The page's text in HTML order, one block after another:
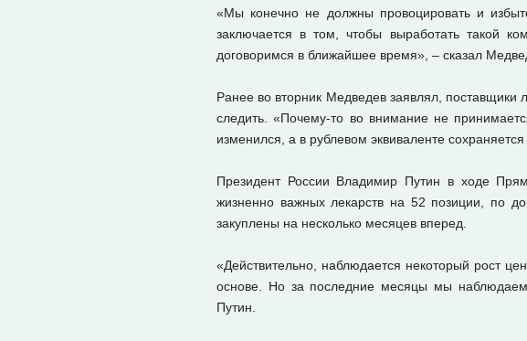
«Мы конечно не должны провоцировать и
заключается в том, чтобы выработать такой
договоримся в ближайшее время», – сказал
Ранее во вторник Медведев заявлял, поставщики
следить. «Почему-то во внимание не
изменился, а в рублевом эквиваленте
Президент России Владимир Путин в ходе
жизненно важных лекарств на 52 позиции, по
закуплены на несколько месяцев вперед.
«Действительно, наблюдается некоторый рост
основе. Но за последние месяцы мы
Путин.